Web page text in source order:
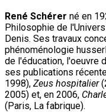
René Schérer né en
Philosophie de
Denis. Ses travaux
phénoménologie
de l'éducation, l'oeuvre
ses publications
1998), Zeus hospitalier
2005) et, en 2006,
(Paris, La fabrique).